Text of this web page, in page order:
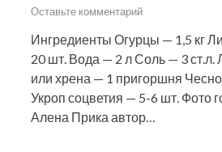
Оставьте комментарий
Ингредиенты Огурцы — 1,5 кг
20 шт. Вода — 2 л Соль — 3 ст.л.
или хрена — 1 пригоршня
Укроп соцветия — 5-6 шт. Фото
Алена Прика автор…